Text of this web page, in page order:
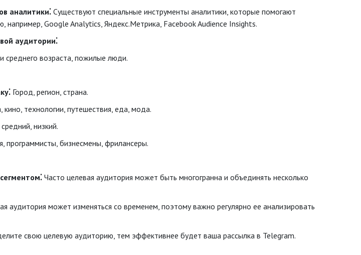
аналитики⁚ Существуют специальные инструменты аналитики, которые помогают
например, Google Analytics, Яндекс.Метрика, Facebook Audience Insights.
аудитории⁚
возраста, пожилые люди.
Город, регион, страна.
кино, технологии, путешествия, еда, мода.
низкий.
программисты, бизнесмены, фрилансеры.
Часто целевая аудитория может быть многогранна и объединять несколько
аудитория может изменяться со временем, поэтому важно регулярно ее анализировать
свою целевую аудиторию, тем эффективнее будет ваша рассылка в Telegram.